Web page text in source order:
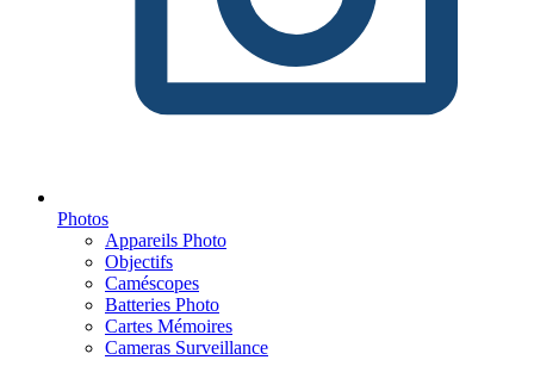
Photos
Appareils Photo
Objectifs
Caméscopes
Batteries Photo
Cartes Mémoires
Cameras Surveillance